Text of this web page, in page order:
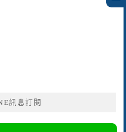
訊息訂閱